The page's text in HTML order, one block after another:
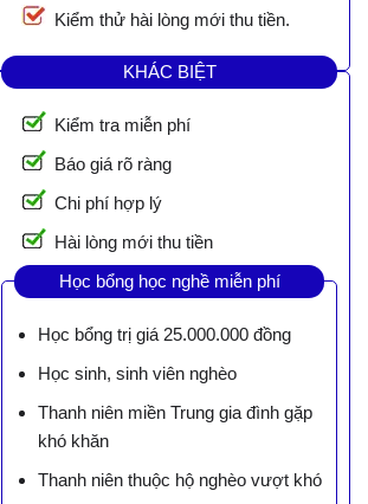
Kiểm thử hài lòng mới thu tiền.
KHÁC BIỆT
Kiểm tra miễn phí
Báo giá rõ ràng
Chi phí hợp lý
Hài lòng mới thu tiền
Học bổng học nghề miễn phí
Học bổng trị giá 25.000.000 đồng
Học sinh, sinh viên nghèo
Thanh niên miền Trung gia đình gặp
khó khăn
Thanh niên thuộc hộ nghèo vượt khó